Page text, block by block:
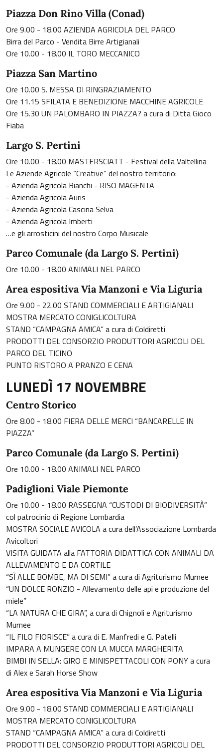
Piazza Don Rino Villa (Conad)
Ore 9.00 - 18.00 AZIENDA AGRICOLA DEL PARCO
Birra del Parco - Vendita Birre Artigianali
Ore 10.00 - 18.00 IL TORO MECCANICO
Piazza San Martino
Ore 10.00 S. MESSA DI RINGRAZIAMENTO
Ore 11.15 SFILATA E BENEDIZIONE MACCHINE AGRICOLE
Ore 15.30 UN PALOMBARO IN PIAZZA? a cura di Ditta Gioco
Fiaba
Largo S. Pertini
Ore 10.00 - 18.00 MASTERSCIATT - Festival della Valtellina
Le Aziende Agricole “Creative” del nostro territorio:
- Azienda Agricola Bianchi - RISO MAGENTA
- Azienda Agricola Auris
- Azienda Agricola Cascina Selva
- Azienda Agricola Imberti
…e gli arrosticini del nostro Corpo Musicale
Parco Comunale (da Largo S. Pertini)
Ore 10.00 - 18.00 ANIMALI NEL PARCO
Area espositiva Via Manzoni e Via Liguria
Ore 9.00 - 22.00 STAND COMMERCIALI E ARTIGIANALI
MOSTRA MERCATO CONIGLICOLTURA
STAND “CAMPAGNA AMICA” a cura di Coldiretti
PRODOTTI DEL CONSORZIO PRODUTTORI AGRICOLI DEL
PARCO DEL TICINO
PUNTO RISTORO A PRANZO E CENA
LUNEDÌ 17 NOVEMBRE
Centro Storico
Ore 8.00 - 18.00 FIERA DELLE MERCI “BANCARELLE IN
PIAZZA”
Parco Comunale (da Largo S. Pertini)
Ore 10.00 - 18.00 ANIMALI NEL PARCO
Padiglioni Viale Piemonte
Ore 10.00 - 18.00 RASSEGNA “CUSTODI DI BIODIVERSITÀ”
col patrocinio di Regione Lombardia
MOSTRA SOCIALE AVICOLA a cura dell’Associazione Lombarda
Avicoltori
VISITA GUIDATA alla FATTORIA DIDATTICA CON ANIMALI DA
ALLEVAMENTO E DA CORTILE
“SÌ ALLE BOMBE, MA DI SEMI” a cura di Agriturismo Murnee
“UN DOLCE RONZIO - Allevamento delle api e produzione del
miele”
“LA NATURA CHE GIRA”, a cura di Chignoli e Agriturismo
Murnee
“IL FILO FIORISCE” a cura di E. Manfredi e G. Patelli
IMPARA A MUNGERE CON LA MUCCA MARGHERITA
BIMBI IN SELLA: GIRO E MINISPETTACOLI CON PONY a cura
di Alex e Sarah Horse Show
Area espositiva Via Manzoni e Via Liguria
Ore 9.00 - 18.00 STAND COMMERCIALI E ARTIGIANALI
MOSTRA MERCATO CONIGLICOLTURA
STAND “CAMPAGNA AMICA” a cura di Coldiretti
PRODOTTI DEL CONSORZIO PRODUTTORI AGRICOLI DEL